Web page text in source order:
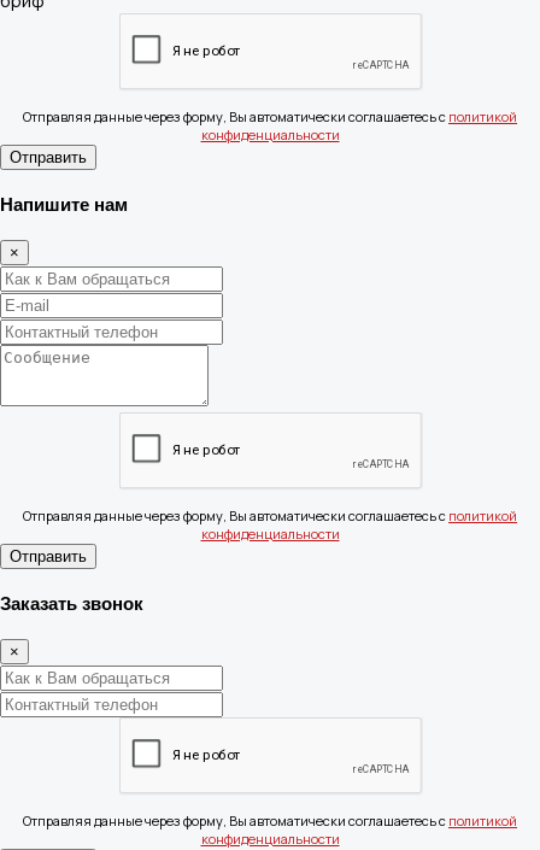
Отправляя данные через форму, Вы автоматически соглашаетесь с политикой
конфиденциальности
Отправить
Напишите нам
×
Отправляя данные через форму, Вы автоматически соглашаетесь с политикой
конфиденциальности
Отправить
Заказать звонок
×
Отправляя данные через форму, Вы автоматически соглашаетесь с политикой
конфиденциальности